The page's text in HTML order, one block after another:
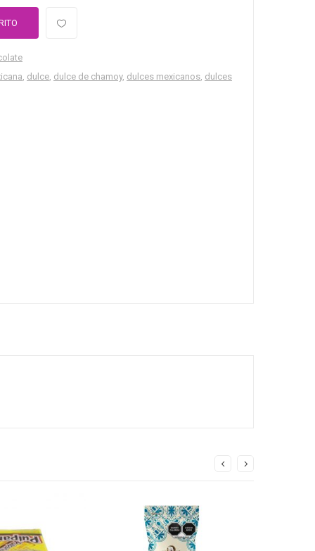
, dulce, dulce de chamoy, dulces mexicanos, dulces